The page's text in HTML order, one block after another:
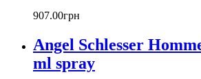
Bruno Banani
Bvlgari
Byblos
Byredo
907.00грн
Angel Schlesser
ml spray